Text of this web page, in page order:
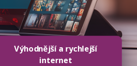
Výhodnější a rychlejší
internet